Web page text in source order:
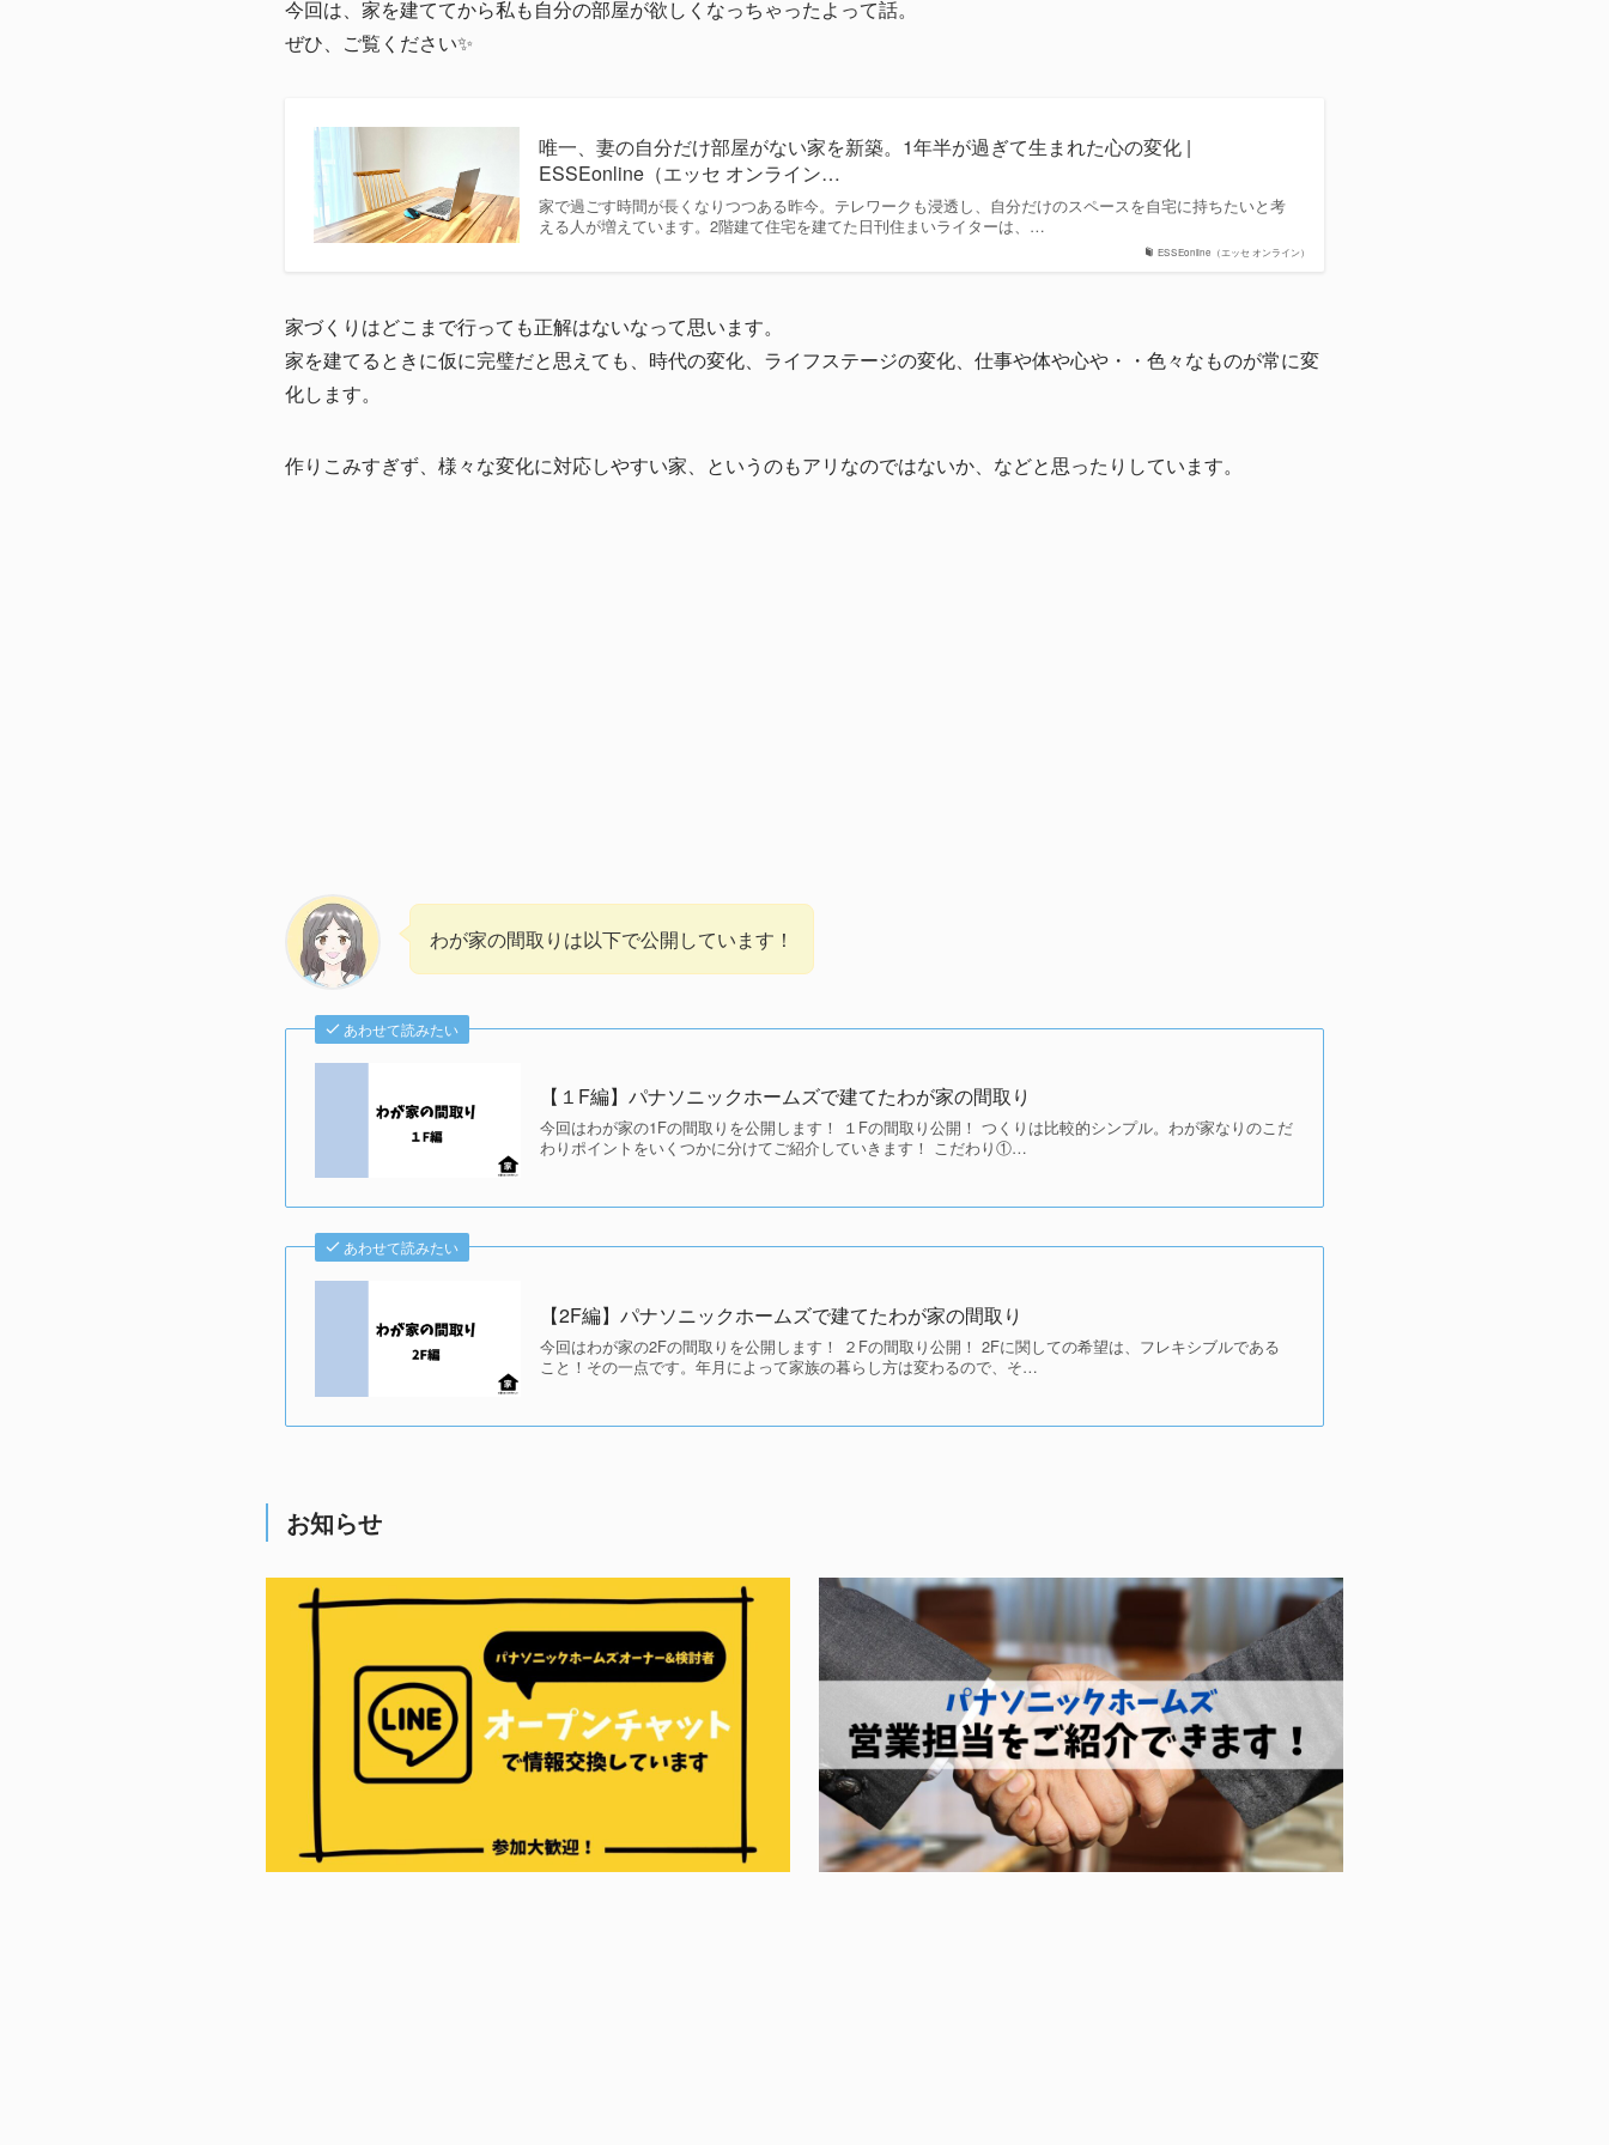
今回は、家を建ててから私も自分の部屋が欲しくなっちゃったよって話。
ぜひ、ご覧ください✨
ESSEonline（エッセ オンライン）
唯一、妻の自分だけ部屋がない家を新築。1年半が過ぎて生まれた心の変化 |
ESSEonline（エッセ オンライン…
家で過ごす時間が長くなりつつある昨今。テレワークも浸透し、自分だけのスペースを自宅に持ちたいと考
える人が増えています。2階建て住宅を建てた日刊住まいライターは、…
家づくりはどこまで行っても正解はないなって思います。
家を建てるときに仮に完璧だと思えても、時代の変化、ライフステージの変化、仕事や体や心や・・色々なものが常に変
化します。
作りこみすぎず、様々な変化に対応しやすい家、というのもアリなのではないか、などと思ったりしています。
わが家の間取りは以下で公開しています！
あわせて読みたい
【１F編】パナソニックホームズで建てたわが家の間取り
今回はわが家の1Fの間取りを公開します！ １Fの間取り公開！ つくりは比較的シンプル。わが家なりのこだ
わりポイントをいくつかに分けてご紹介していきます！ こだわり①…
あわせて読みたい
【2F編】パナソニックホームズで建てたわが家の間取り
今回はわが家の2Fの間取りを公開します！ ２Fの間取り公開！ 2Fに関しての希望は、フレキシブルである
こと！その一点です。年月によって家族の暮らし方は変わるので、そ…
お知らせ